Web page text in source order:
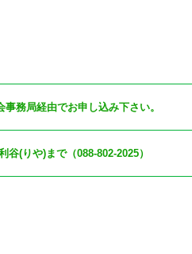
務局経由でお申し込み下さい。
(りや)まで（088-802-2025）